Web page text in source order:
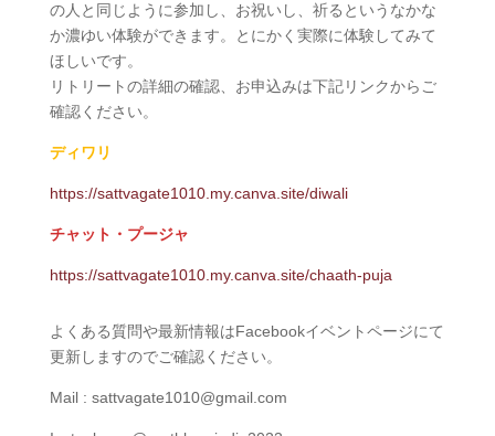
の人と同じように参加し、お祝いし、祈るというなかな
か濃ゆい体験ができます。とにかく実際に体験してみて
ほしいです。
リトリートの詳細の確認、お申込みは下記リンクからご
確認ください。
ディワリ
https://sattvagate1010.my.canva.site/diwali
チャット・プージャ
https://sattvagate1010.my.canva.site/chaath-puja
よくある質問や最新情報はFacebookイベントページにて​
更新しますのでご確認ください。
Mail : sattvagate1010@gmail.com